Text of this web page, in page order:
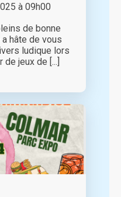
à 09h00
de bonne
hâte de vous
ludique lors
jeux de [...]